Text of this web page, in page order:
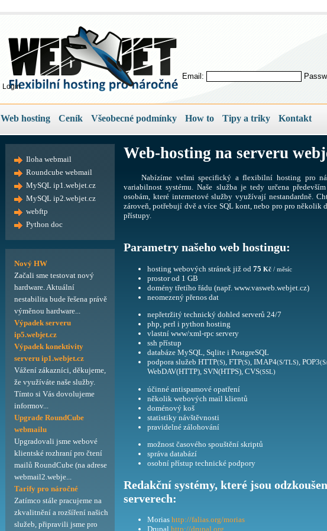
Email:
Login
Web hosting Ceník Všeobecné podmínky How to Tipy a triky Kontakt
Web-hosting na serveru
Nabízíme velmi specifický a flexibilní hosting pro
variabilnost systému. Naše služba je tedy určena
osobám, které internetové služby využívají nestandardně.
zároveň, potřebují dvě a více SQL kont, nebo pro pro několik
přístupy.
Parametry našeho web hostingu:
hosting webových stránek již od 75 Kč / měsíc
prostor od 1 GB
domény třetího řádu (např. www.vasweb.webjet.cz)
neomezený přenos dat
nepřetržitý technický dohled serverů 24/7
php, perl i python hosting
vlastní www/xml-rpc servery
ssh přístup
databáze MySQL, Sqlite i PostgreSQL
podpora služeb HTTP(S), FTP(S), IMAP4(S/TLS), POP3
WebDAV(HTTP), SVN(HTPS), CVS(SSL)
účinné antispamové opatření
několik webových mail klientů
doménový koš
statistiky návštěvnosti
pravidelné zálohování
možnost časového spouštění skriptů
správa databází
osobní přístup technické podpory
Redakční systémy, které jsou
serverech:
Morias http://falias.org/morias
Drupal http://drupal.org
Iloha webmail
Roundcube webmail
MySQL ip1.webjet.cz
MySQL ip2.webjet.cz
webftp
Python doc
Nový HW
Začali sme testovat nový
hardware. Aktuální
nestabilita bude řešena právě
výměnou hardware...
Výpadek serveru
ip5.webjet.cz
Výpadek konektivity
serveru ip1.webjet.cz
Vážení zákazníci, děkujeme,
že využíváte naše služby.
Tímto si Vás dovolujeme
informov...
Upgrade RoundCube
webmailu
Upgradovali jsme webové
klientské rozhraní pro čtení
mailů RoundCube (na adrese
webmail2.webje...
Tarify pro náročné
Zatímco stále pracujeme na
zkvalitnění a rozšíření našich
služeb, připravili jsme pro